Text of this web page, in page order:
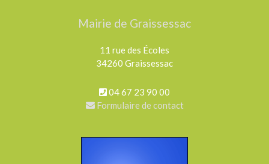
Mairie de Graissessac
11 rue des Écoles
34260 Graissessac
04 67 23 90 00
Formulaire de contact